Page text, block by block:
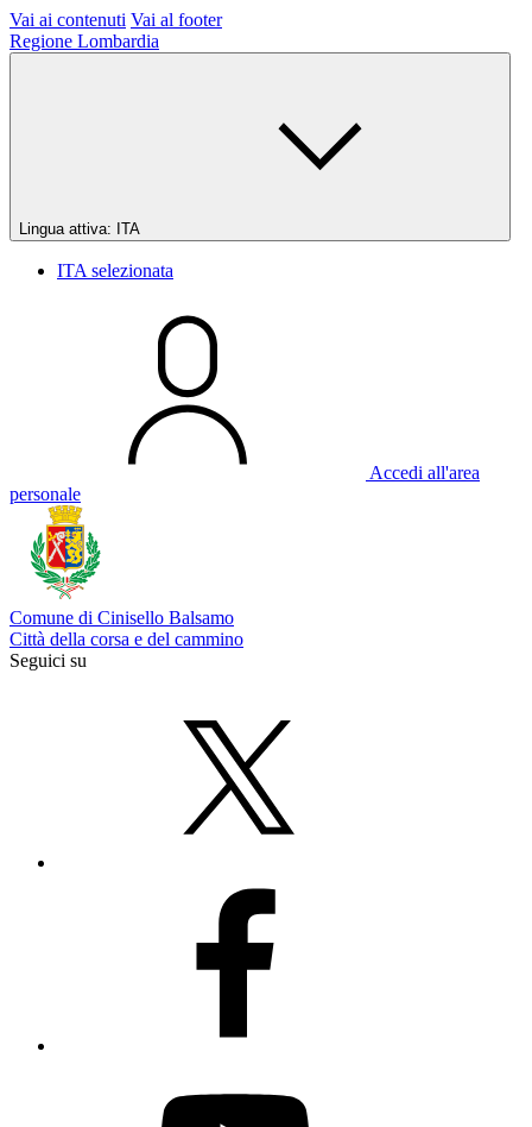
Vai ai contenuti Vai al footer
Regione Lombardia
Lingua attiva: ITA
ITA selezionata
Accedi all'area
personale
Comune di Cinisello Balsamo
Città della corsa e del cammino
Seguici su